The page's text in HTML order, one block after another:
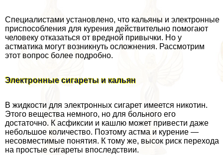
Специалистами установлено, что кальяны и электронные
приспособления для курения действительно помогают
человеку отказаться от вредной привычки. Но у
астматика могут возникнуть осложнения. Рассмотрим
этот вопрос более подробно.
Электронные сигареты и кальян
В жидкости для электронных сигарет имеется никотин.
Этого вещества немного, но для больного его
достаточно. К асфиксии и кашлю может привести даже
небольшое количество. Поэтому астма и курение —
несовместимые понятия. К тому же, высок риск перехода
на простые сигареты впоследствии.